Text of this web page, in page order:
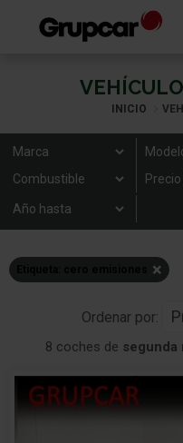
INICIO
×
Ordenar por:
8 coches de segunda